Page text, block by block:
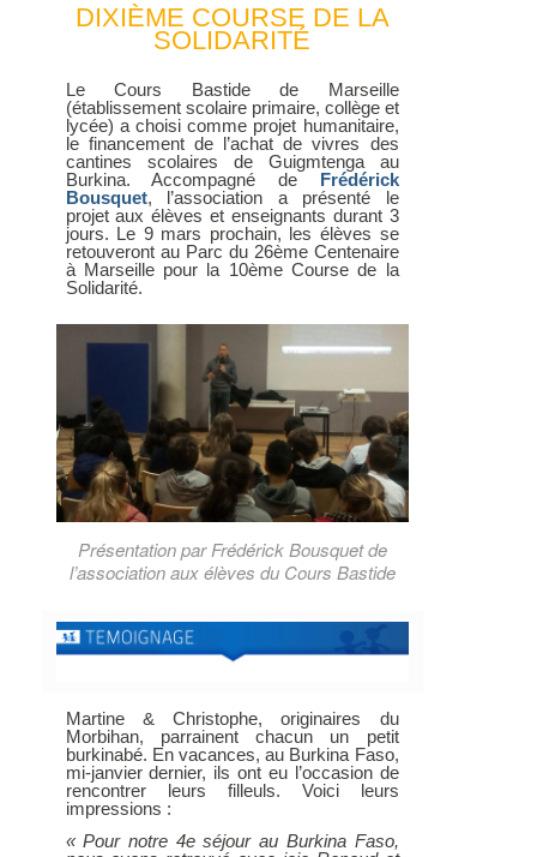
DIXIÈME COURSE DE LA
SOLIDARITÉ
Le Cours Bastide de Marseille
(établissement scolaire primaire, collège et
lycée) a choisi comme projet humanitaire,
le financement de l’achat de vivres des
cantines scolaires de Guigmtenga au
Burkina. Accompagné de Frédérick
Bousquet, l’association a présenté le
projet aux élèves et enseignants durant 3
jours. Le 9 mars prochain, les élèves se
retouveront au Parc du 26ème Centenaire
à Marseille pour la 10ème Course de la
Solidarité.
Présentation par Frédérick Bousquet de
l’association aux élèves du Cours Bastide
Martine & Christophe, originaires du
Morbihan, parrainent chacun un petit
burkinabé. En vacances, au Burkina Faso,
mi-janvier dernier, ils ont eu l’occasion de
rencontrer leurs filleuls. Voici leurs
impressions :
« Pour notre 4e séjour au Burkina Faso,